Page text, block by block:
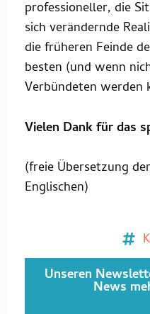
professioneller, die
sich verändernde
die früheren Feinde
besten (und wenn
Verbündeten werden
Vielen Dank für das
(freie Übersetzung
Englischen)
Unseren
News